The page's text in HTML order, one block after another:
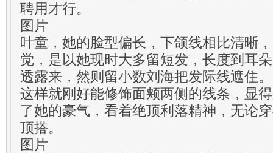
聘用才行。
图片
叶童，她的脸型偏长，下颌线相比清晰
觉，是以她现时大多留短发，长度到耳
透露来，然则留小数刘海把发际线遮住。
这样就刚好能修饰面颊两侧的线条，显
了她的豪气，看着绝顶利落精神，无论
顶搭。
图片